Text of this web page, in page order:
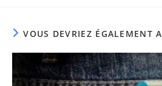
VOUS DEVRIEZ ÉGALEMENT